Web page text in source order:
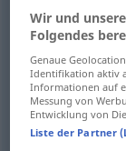
vonetwas
I amwell
ich bin mir
Wir und
Folgendes
Genaue
Identifikation aktiv
Informationen auf
Messung von
Entwicklung von
Liste der Partner